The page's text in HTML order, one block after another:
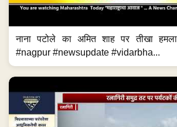
नाना पटोले का अमित शाह पर तीखा
#nagpur #newsupdate #vidarbha...